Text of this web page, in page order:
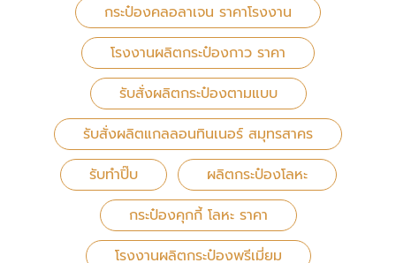
กระป๋องคลอลาเจน ราคาโรงงาน
โรงงานผลิตกระป๋องกาว ราคา
รับสั่งผลิตกระป๋องตามแบบ
รับสั่งผลิตแกลลอนทินเนอร์ สมุทรสาคร
รับทำปิ๊บ
ผลิตกระป๋องโลหะ
กระป๋องคุกกี้ โลหะ ราคา
โรงงานผลิตกระป๋องพรีเมี่ยม